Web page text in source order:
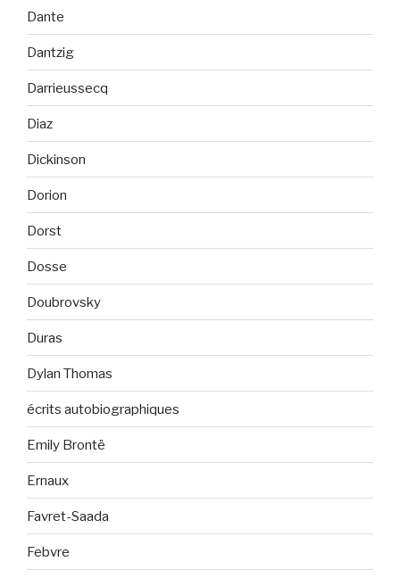
Dante
Dantzig
Darrieussecq
Diaz
Dickinson
Dorion
Dorst
Dosse
Doubrovsky
Duras
Dylan Thomas
écrits autobiographiques
Emily Brontë
Ernaux
Favret-Saada
Febvre